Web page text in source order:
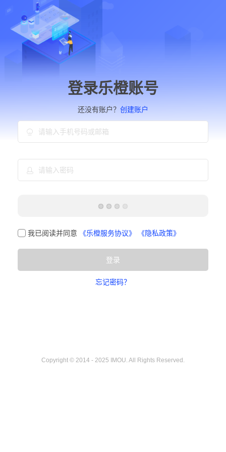
登录乐橙账号
还没有账户？ 创建账户
我已阅读并同意 《乐橙服务协议》 《隐私政策》
登录
忘记密码？
Copyright © 2014 - 2025 IMOU. All Rights Reserved.